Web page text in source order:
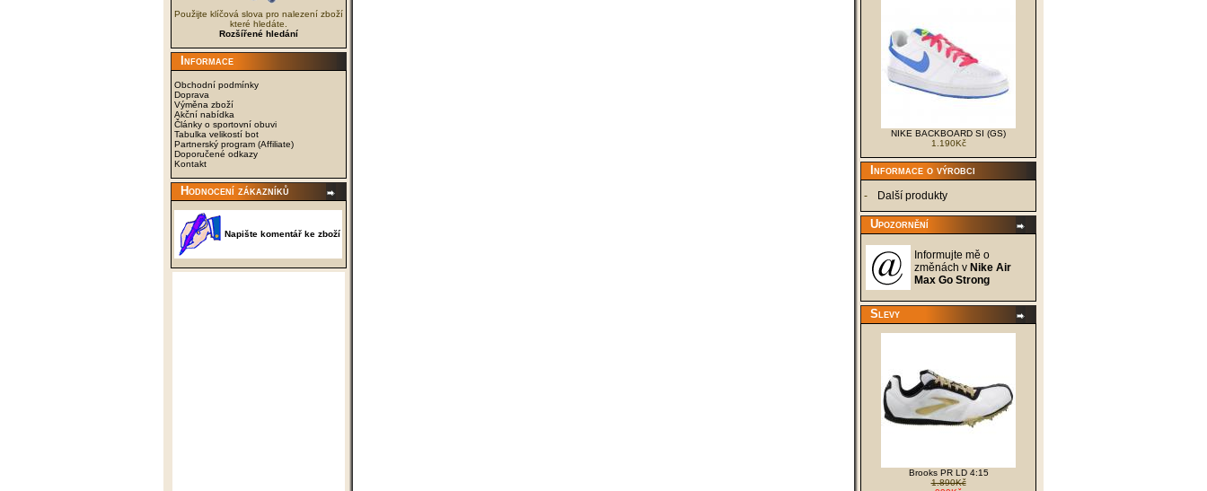
Použijte klíčová slova pro nalezení zboží
které hledáte.
Rozšířené hledání
Informace
Obchodní podmínky
Doprava
Výměna zboží
Akční nabídka
Články o sportovní obuvi
Tabulka velikostí bot
Partnerský program (Affiliate)
Doporučené odkazy
Kontakt
Hodnocení zákazníků
Napište komentář ke zboží
2012. Tyto nové
kategoriivolný čas Nike
široká a ceny nízké, přejeme příjemné
vybírání.
03.12.2011 Krach cen sálové obuvi
Srazili jsme ceny vynikající sálové obuvi
Mizuno až na dno. Nakupujte právě teď,
NIKE BACKBOARD SI (GS)
1.190Kč
Informace o výrobci
- Další produkty
Upozornění
Informujte mě o
změnách v Nike Air
Max Go Strong
Slevy
Brooks PR LD 4:15
1.890Kč